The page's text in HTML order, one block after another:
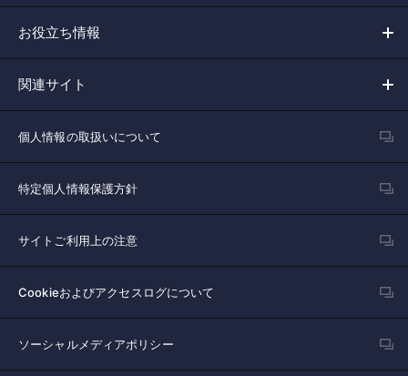
お役立ち情報
関連サイト
個人情報の取扱いについて
特定個人情報保護方針
サイトご利用上の注意
Cookieおよびアクセスログについて
ソーシャルメディアポリシー